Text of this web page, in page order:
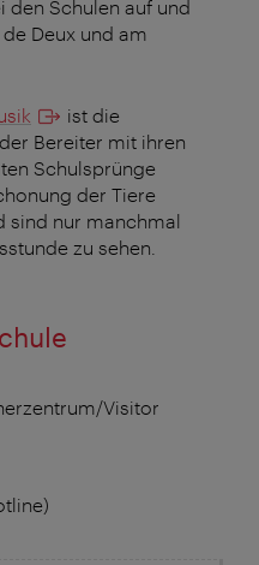
den Schulen auf und
Deux und am
ist die
Bereiter mit ihren
Schulsprünge
der Tiere
sind nur manchmal
zu sehen.
Visitor